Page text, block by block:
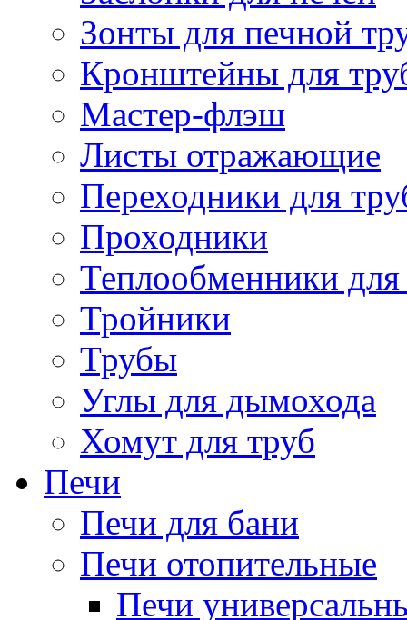
Зонты для печной
Кронштейны для
Мастер-флэш
Листы отражающие
Переходники для
Проходники
Теплообменники для
Тройники
Трубы
Углы для дымохода
Хомут для труб
Печи
Печи для бани
Печи отопительные
Печи